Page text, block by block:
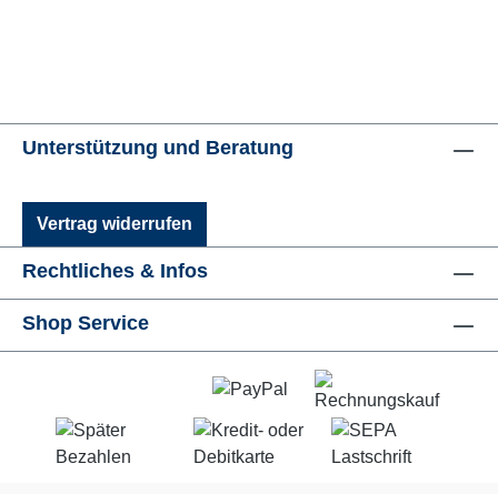
Unterstützung und Beratung
Vertrag widerrufen
Rechtliches & Infos
Shop Service